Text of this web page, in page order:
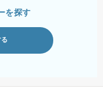
を探す